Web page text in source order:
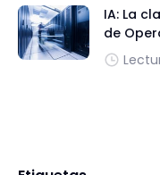
IA: La
de